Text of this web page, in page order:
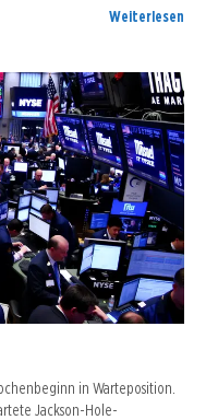
Weiterlesen
in Warteposition.
Jackson-Hole-